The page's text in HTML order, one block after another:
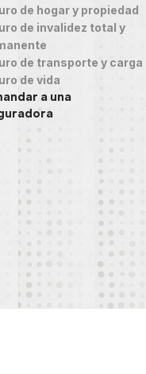
de hogar y propiedad
de invalidez total y
de transporte y carga
de vida
a una